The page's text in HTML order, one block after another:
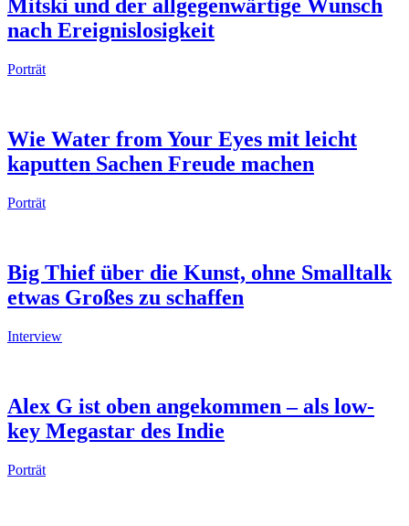
Mitski und der allgegenwärtige Wunsch
nach Ereignislosigkeit
Porträt
Wie Water from Your Eyes mit leicht
kaputten Sachen Freude machen
Porträt
Big Thief über die Kunst, ohne Smalltalk
etwas Großes zu schaffen
Interview
Alex G ist oben angekommen – als low-
key Megastar des Indie
Porträt